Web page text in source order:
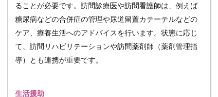
ることが必要です。訪問診療医や訪問看護師は、例えば
糖尿病などの合併症の管理や尿道留置カテーテルなどの
ケア、療養生活へのアドバイスを行います。状態に応じ
て、訪問リハビリテーションや訪問薬剤師（薬剤管理指
導）とも連携が重要です。
生活援助